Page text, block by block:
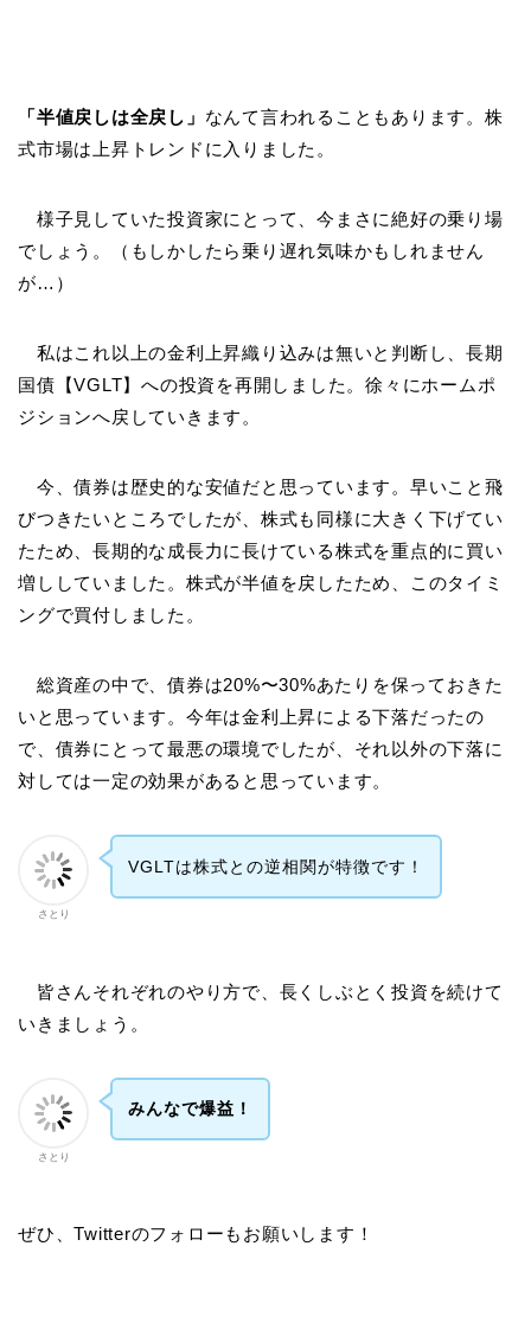
「半値戻しは全戻し」 なんて言われることもあります。株
式市場は上昇トレンドに入りました。
様子見していた投資家にとって、今まさに絶好の乗り場
でしょう。（もしかしたら乗り遅れ気味かもしれません
が…）
私はこれ以上の金利上昇織り込みは無いと判断し、長期
国債【VGLT】への投資を再開しました。徐々にホームポ
ジションへ戻していきます。
今、債券は歴史的な安値だと思っています。早いこと飛
びつきたいところでしたが、株式も同様に大きく下げてい
たため、長期的な成長力に長けている株式を重点的に買い
増ししていました。株式が半値を戻したため、このタイミ
ングで買付しました。
総資産の中で、債券は20%〜30%あたりを保っておきた
いと思っています。今年は金利上昇による下落だったの
で、債券にとって最悪の環境でしたが、それ以外の下落に
対しては一定の効果があると思っています。
さとり
VGLTは株式との逆相関が特徴です！
皆さんそれぞれのやり方で、長くしぶとく投資を続けて
いきましょう。
さとり
みんなで爆益！
ぜひ、Twitterのフォローもお願いします！